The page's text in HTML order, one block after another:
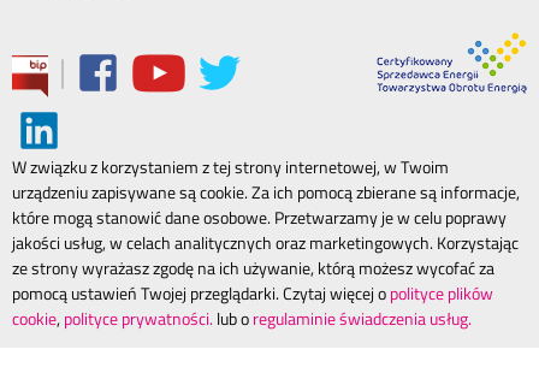
|
W związku z korzystaniem z tej strony internetowej, w Twoim
urządzeniu zapisywane są cookie. Za ich pomocą zbierane są informacje,
które mogą stanowić dane osobowe. Przetwarzamy je w celu poprawy
jakości usług, w celach analitycznych oraz marketingowych. Korzystając
ze strony wyrażasz zgodę na ich używanie, którą możesz wycofać za
pomocą ustawień Twojej przeglądarki. Czytaj więcej opolityce plików
cookie,polityce prywatności. lub oregulaminie świadczenia usług.